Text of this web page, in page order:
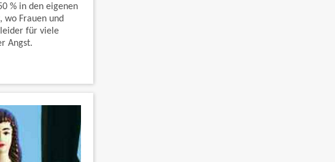
% in den eigenen
Frauen und
für viele
Angst.